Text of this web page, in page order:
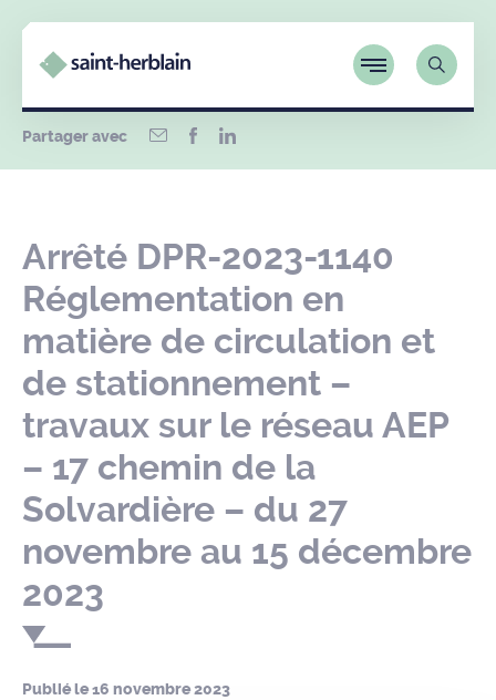
Partager avec
Arrêté DPR-2023-1140
Réglementation en
matière de circulation et
de stationnement –
travaux sur le réseau AEP
– 17 chemin de la
Solvardière – du 27
novembre au 15 décembre
2023
Publié le16 novembre 2023